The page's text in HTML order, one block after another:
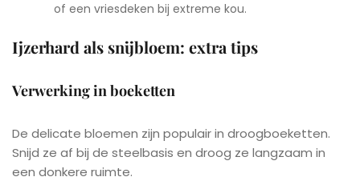
of een vriesdeken bij extreme kou.
Ijzerhard als snijbloem: extra tips
Verwerking in boeketten
De delicate bloemen zijn populair in droogboeketten.
Snijd ze af bij de steelbasis en droog ze langzaam in
een donkere ruimte.